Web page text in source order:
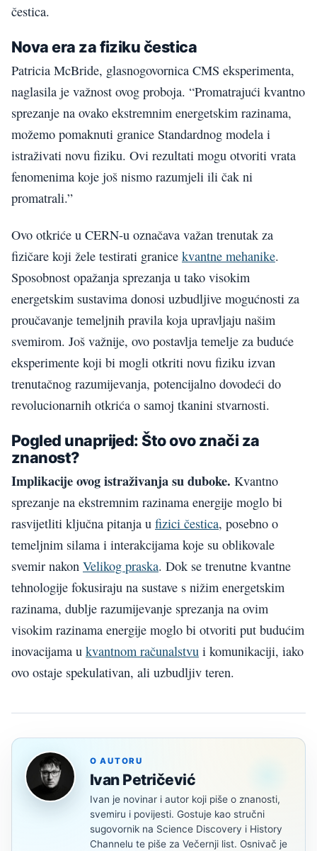
čestica.
Nova era za fiziku čestica
Patricia McBride, glasnogovornica CMS eksperimenta,
naglasila je važnost ovog proboja. “Promatrajući kvantno
sprezanje na ovako ekstremnim energetskim razinama,
možemo pomaknuti granice Standardnog modela i
istraživati novu fiziku. Ovi rezultati mogu otvoriti vrata
fenomenima koje još nismo razumjeli ili čak ni
promatrali.”
Ovo otkriće u CERN-u označava važan trenutak za
fizičare koji žele testirati granice kvantne mehanike.
Sposobnost opažanja sprezanja u tako visokim
energetskim sustavima donosi uzbudljive mogućnosti za
proučavanje temeljnih pravila koja upravljaju našim
svemirom. Još važnije, ovo postavlja temelje za buduće
eksperimente koji bi mogli otkriti novu fiziku izvan
trenutačnog razumijevanja, potencijalno dovodeći do
revolucionarnih otkrića o samoj tkanini stvarnosti.
Pogled unaprijed: Što ovo znači za
znanost?
Implikacije ovog istraživanja su duboke. Kvantno
sprezanje na ekstremnim razinama energije moglo bi
rasvijetliti ključna pitanja u fizici čestica, posebno o
temeljnim silama i interakcijama koje su oblikovale
svemir nakon Velikog praska. Dok se trenutne kvantne
tehnologije fokusiraju na sustave s nižim energetskim
razinama, dublje razumijevanje sprezanja na ovim
visokim razinama energije moglo bi otvoriti put budućim
inovacijama u kvantnom računalstvu i komunikaciji, iako
ovo ostaje spekulativan, ali uzbudljiv teren.
O AUTORU
Ivan Petričević
Ivan je novinar i autor koji piše o znanosti,
svemiru i povijesti. Gostuje kao stručni
sugovornik na Science Discovery i History
Channelu te piše za Večernji list. Osnivač je